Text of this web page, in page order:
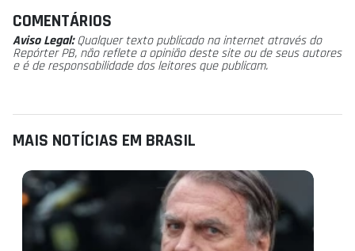
COMENTÁRIOS
Aviso Legal:Qualquer texto publicado na internet através do
Repórter PB, não reflete a opinião deste site ou de seus autores
e é de responsabilidade dos leitores que publicam.
MAIS NOTÍCIAS EM BRASIL